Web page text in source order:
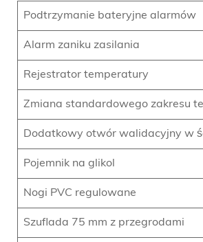
Podtrzymanie bateryjne alarmów
Alarm zaniku zasilania
Rejestrator temperatury
Zmiana standardowego zakresu
Dodatkowy otwór walidacyjny w
Pojemnik na glikol
Nogi PVC regulowane
Szuflada 75 mm z przegrodami